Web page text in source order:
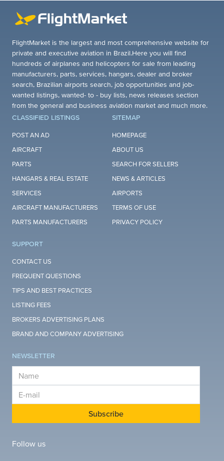
FlightMarket is the largest and most comprehensive website for
private and executive aviation in Brazil.Here you will find
hundreds of airplanes and helicopters for sale from leading
manufacturers, parts, services, hangars, dealer and broker
search, Brazilian airports search, job opportunities and job-
wanted listings, wanted- to - buy lists, news releases section
from the general and business aviation market and much more.
CLASSIFIED LISTINGS
POST AN AD
AIRCRAFT
PARTS
HANGARS & REAL ESTATE
SERVICES
AIRCRAFT MANUFACTURERS
PARTS MANUFACTURERS
SITEMAP
HOMEPAGE
ABOUT US
SEARCH FOR SELLERS
NEWS & ARTICLES
AIRPORTS
TERMS OF USE
PRIVACY POLICY
SUPPORT
CONTACT US
FREQUENT QUESTIONS
TIPS AND BEST PRACTICES
LISTING FEES
BROKERS ADVERTISING PLANS
BRAND AND COMPANY ADVERTISING
NEWSLETTER
Subscribe
Follow us